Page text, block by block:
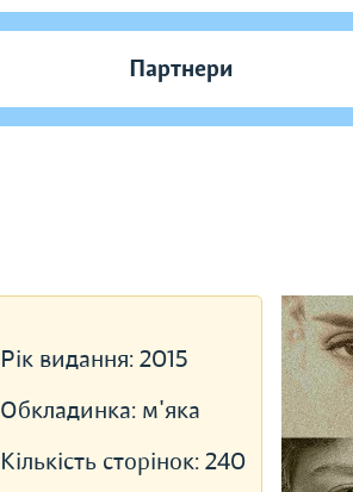
Партнери
Рік видання: 2015
Обкладинка: м'яка
Кількість сторінок: 240